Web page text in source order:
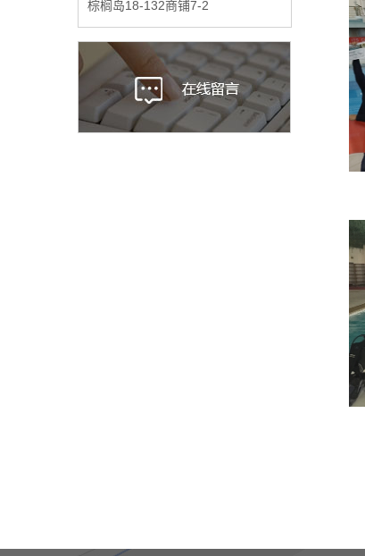
棕榈岛18-132商铺7-2